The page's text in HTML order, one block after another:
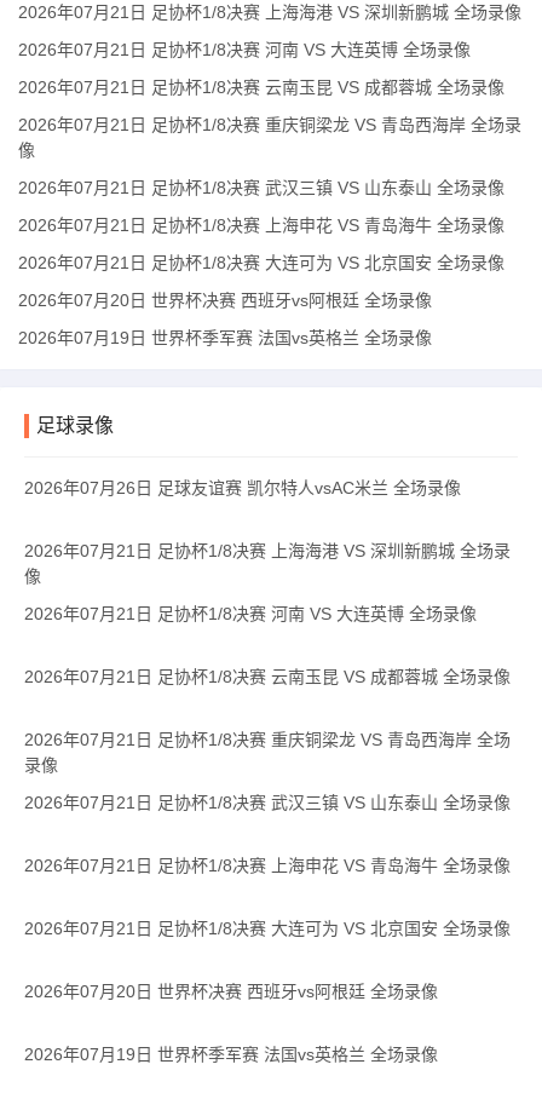
2026年07月21日 足协杯1/8决赛 上海海港 VS 深圳新鹏城 全场录像
2026年07月21日 足协杯1/8决赛 河南 VS 大连英博 全场录像
2026年07月21日 足协杯1/8决赛 云南玉昆 VS 成都蓉城 全场录像
2026年07月21日 足协杯1/8决赛 重庆铜梁龙 VS 青岛西海岸 全场录
像
2026年07月21日 足协杯1/8决赛 武汉三镇 VS 山东泰山 全场录像
2026年07月21日 足协杯1/8决赛 上海申花 VS 青岛海牛 全场录像
2026年07月21日 足协杯1/8决赛 大连可为 VS 北京国安 全场录像
2026年07月20日 世界杯决赛 西班牙vs阿根廷 全场录像
2026年07月19日 世界杯季军赛 法国vs英格兰 全场录像
足球录像
2026年07月26日 足球友谊赛 凯尔特人vsAC米兰 全场录像
2026年07月21日 足协杯1/8决赛 上海海港 VS 深圳新鹏城 全场录
像
2026年07月21日 足协杯1/8决赛 河南 VS 大连英博 全场录像
2026年07月21日 足协杯1/8决赛 云南玉昆 VS 成都蓉城 全场录像
2026年07月21日 足协杯1/8决赛 重庆铜梁龙 VS 青岛西海岸 全场
录像
2026年07月21日 足协杯1/8决赛 武汉三镇 VS 山东泰山 全场录像
2026年07月21日 足协杯1/8决赛 上海申花 VS 青岛海牛 全场录像
2026年07月21日 足协杯1/8决赛 大连可为 VS 北京国安 全场录像
2026年07月20日 世界杯决赛 西班牙vs阿根廷 全场录像
2026年07月19日 世界杯季军赛 法国vs英格兰 全场录像